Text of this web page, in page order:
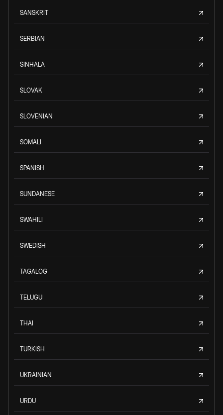
SANSKRIT
SERBIAN
SINHALA
SLOVAK
SLOVENIAN
SOMALI
SPANISH
SUNDANESE
SWAHILI
SWEDISH
TAGALOG
TELUGU
THAI
TURKISH
UKRAINIAN
URDU